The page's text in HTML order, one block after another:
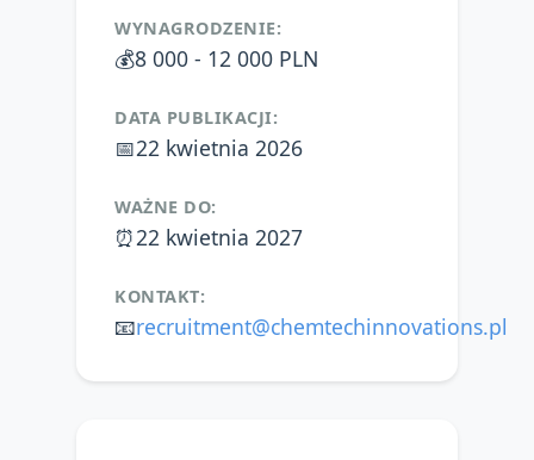
WYNAGRODZENIE:
💰8 000 - 12 000 PLN
DATA PUBLIKACJI:
📅22 kwietnia 2026
WAŻNE DO:
⏰22 kwietnia 2027
KONTAKT:
📧recruitment@chemtechinnovations.pl